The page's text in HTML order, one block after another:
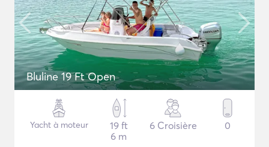
Bluline 19 Ft Open
Yacht à moteur
19 ft
6 m
6 Croisière 0